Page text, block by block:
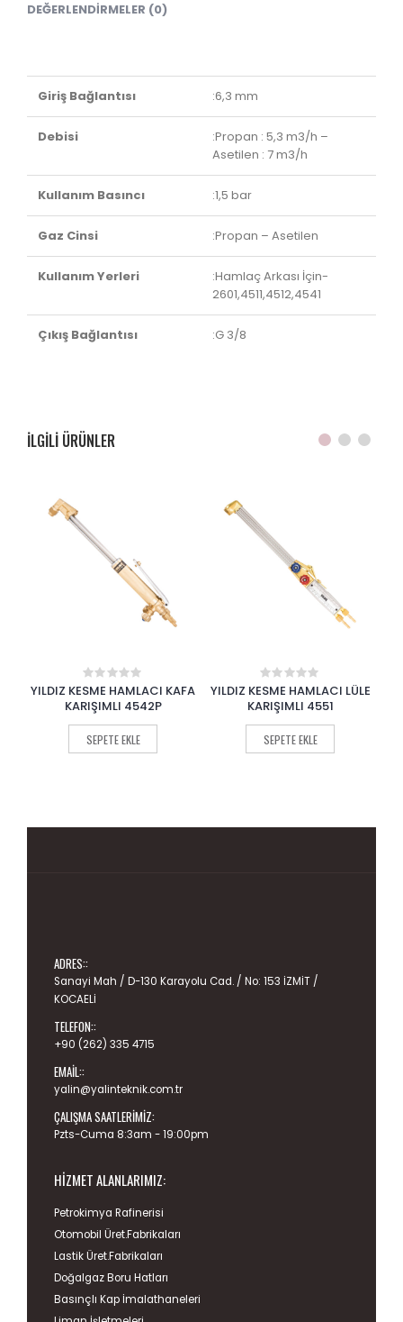
DEĞERLENDIRMELER (0)
Giriş Bağlantısı :6,3 mm
Debisi
:Propan : 5,3 m3/h –
Asetilen : 7 m3/h
Kullanım Basıncı :1,5 bar
Gaz Cinsi :Propan – Asetilen
Kullanım Yerleri
:Hamlaç Arkası İçin-
2601,4511,4512,4541
Çıkış Bağlantısı :G 3/8
ILGILI ÜRÜNLER
0
out
of
5
YILDIZ KESME HAMLACI LÜLE
KARIŞIMLI 4551
SEPETE EKLE
0
out
of
5
YILDIZ ALEV EMNİYET VALFİ
ASETİLEN 1130
SEPETE EKLE
ADRES::
Sanayi Mah / D-130 Karayolu Cad. / No: 153 İZMİT /
KOCAELİ
TELEFON::
+90 (262) 335 4715
EMAIL::
yalin@yalinteknik.com.tr
ÇALIŞMA SAATLERIMIZ:
Pzts-Cuma 8:3am - 19:00pm
HIZMET ALANLARIMIZ:
Petrokimya Rafinerisi
Otomobil Üret.Fabrikaları
Lastik Üret.Fabrikaları
Doğalgaz Boru Hatları
Basınçlı Kap İmalathaneleri